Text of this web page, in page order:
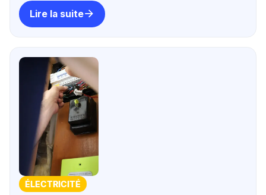
logement bordelais. Nos techniciens vous
accompagnent. +500 avis 5⭐.
Lire la suite
ÉLECTRICITÉ